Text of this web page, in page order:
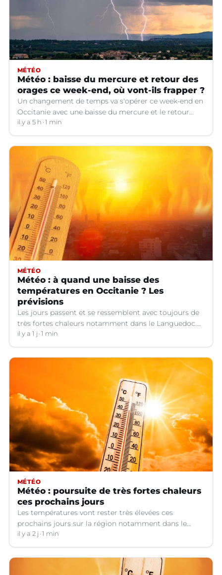
MÉTÉO
Météo : baisse du mercure et retour des
orages ce week-end, où vont-ils frapper ?
Un changement de temps va s'opérer ce week-end en
Occitanie avec une baisse du mercure et le retour
d'orages dans certains départements.
il y a 5 h 1 min
MÉTÉO
Météo : à quand une baisse des
températures en Occitanie ? Les
prévisions
Les jours passent et se ressemblent avec toujours de
très fortes chaleurs notamment dans le Languedoc.
Jusqu’à quand ?
il y a 1 j 1 min
MÉTÉO
Météo : poursuite de très fortes chaleurs
ces prochains jours
Les températures vont rester très élevées ces
prochains jours sur la région notamment dans le
Languedoc.
il y a 2 j 1 min